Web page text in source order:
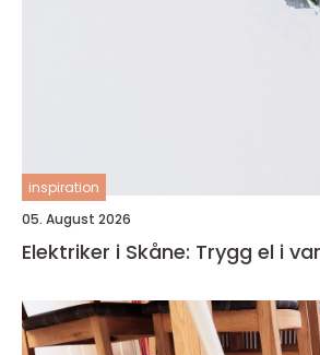
inspiration
05. August 2026
Elektriker i Skåne: Trygg el i